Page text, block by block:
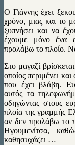
Ο Γιάννης έχει
χρόνο, μιας και το
ξυπνήσει και να
έχουμε μόνο ένα
προλάβω το πλοίο.
Στο μαγαζί
οποίος περιμένει
που έχει βλάβη.
αυτός τα
οδηγώντας στους
πλοία της γραμμής
αν δεν προλάβω το
Ηγουμενίτσα,
καθησυχάζει …